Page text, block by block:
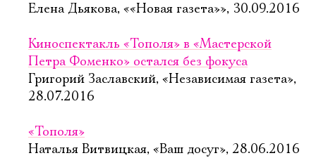
Елена Дьякова, ««Новая газета»», 30.09.2016
Киноспектакль «Тополя» в «Мастерской
Петра Фоменко» остался без фокуса
Григорий Заславский, «Независимая газета»,
28.07.2016
«Тополя»
Наталья Витвицкая, «Ваш досуг», 28.06.2016